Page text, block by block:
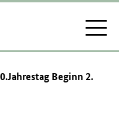
Beginn 2.